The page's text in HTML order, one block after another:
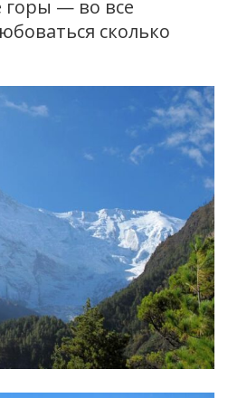
горы — во все
сколько